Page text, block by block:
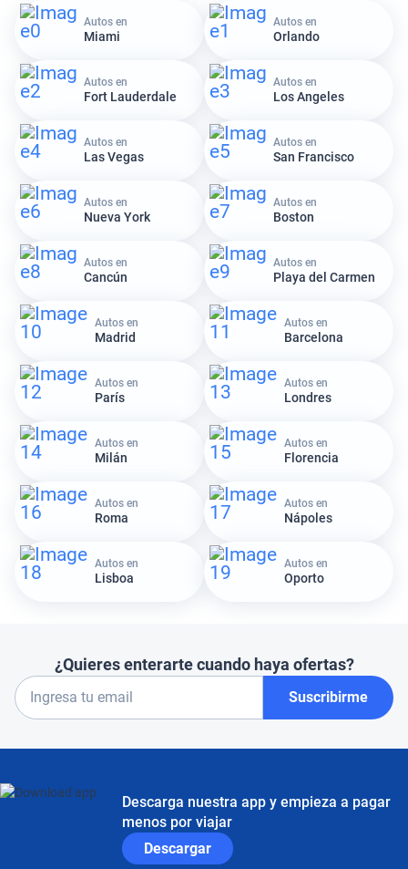
Autos en
Miami
Autos en
Orlando
Autos en
Fort Lauderdale
Autos en
Los Angeles
Autos en
Las Vegas
Autos en
San Francisco
Autos en
Nueva York
Autos en
Boston
Autos en
Cancún
Autos en
Playa del Carmen
Autos en
Madrid
Autos en
Barcelona
Autos en
París
Autos en
Londres
Autos en
Milán
Autos en
Florencia
Autos en
Roma
Autos en
Nápoles
Autos en
Lisboa
Autos en
Oporto
¿Quieres enterarte cuando haya ofertas?
Suscribirme
Descarga nuestra app y empieza a pagar
menos por viajar
Descargar